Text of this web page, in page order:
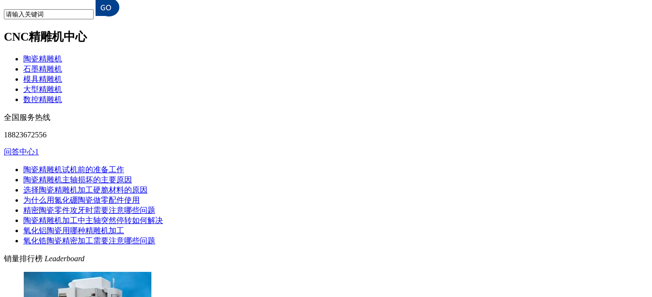
CNC精雕机中心
陶瓷精雕机
石墨精雕机
模具精雕机
大型精雕机
数控精雕机
全国服务热线
18823672556
问答中心1
陶瓷精雕机试机前的准备工作
陶瓷精雕机主轴损坏的主要原因
选择陶瓷精雕机加工硬脆材料的原因
为什么用氮化硼陶瓷做零配件使用
精密陶瓷零件攻牙时需要注意哪些问题
陶瓷精雕机加工中主轴突然停转如何解决
氧化铝陶瓷用哪种精雕机加工
氧化锆陶瓷精密加工需要注意哪些问题
销量排行榜 Leaderboard